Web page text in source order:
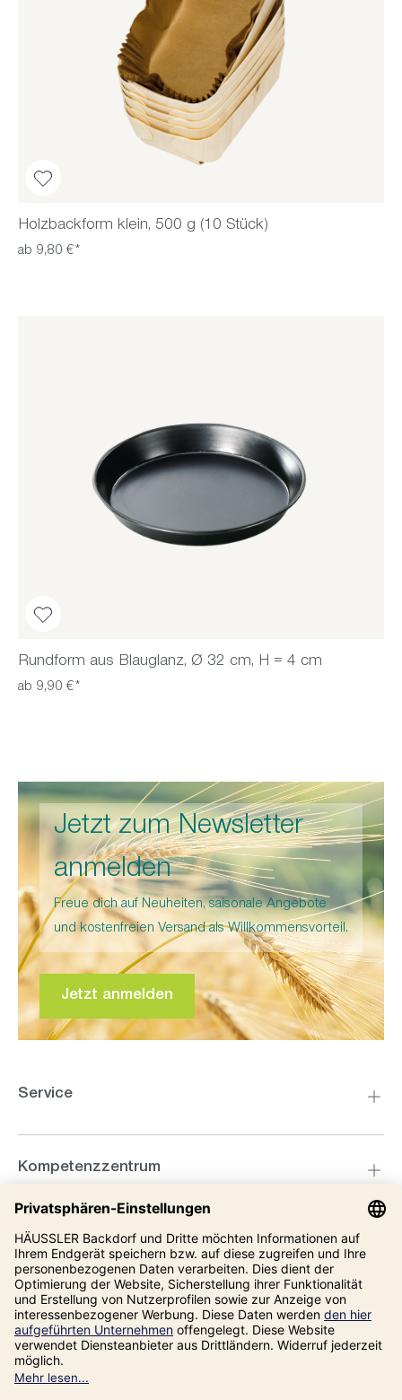
Holzbackform klein, 500 g (10 Stück)
ab 9,80 €*
Rundform aus Blauglanz, Ø 32 cm, H = 4 cm
ab 9,90 €*
Jetzt zum Newsletter
anmelden
Freue dich auf Neuheiten, saisonale Angebote
und kostenfreien Versand als Willkommensvorteil.
Jetzt anmelden
Service
Kompetenzzentrum
Informationen
Unsere Adresse